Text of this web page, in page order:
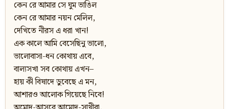
কেন রে আমার সে ঘুম ভাঙিল
কেন রে আমার নয়ন মেলিল,
দেখিতে নীরস এ ধরা খান!
এক কালে আমি বেসেছিনু ভালো,
ভালোবাসা-ধন কোথায় এবে,
বাল্যসখা সব কোথায় এখন–
হায় কী বিষাদে ডুবেছে এ মন,
আশারও আলোক গিয়েছে নিবে!